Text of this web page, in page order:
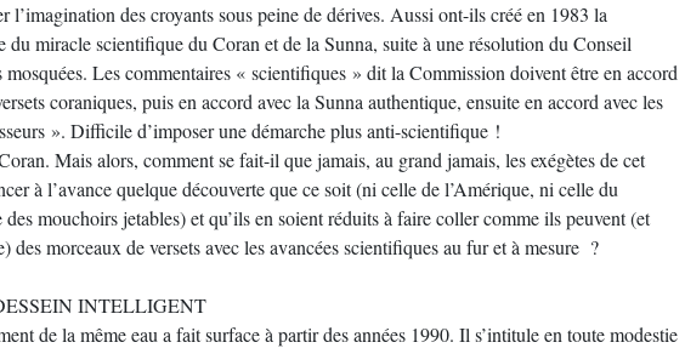
l’imagination des croyants sous peine de dérives. Aussi ont-ils créé en 1983 la
du miracle scientifique du Coran et de la Sunna, suite à une résolution du Conseil
Les commentaires « scientifiques » dit la Commission doivent être en accord
coraniques, puis en accord avec la Sunna authentique, ensuite en accord avec les
». Difficile d’imposer une démarche plus anti-scientifique !
Mais alors, comment se fait-il que jamais, au grand jamais, les exégètes de cet
à l’avance quelque découverte que ce soit (ni celle de l’Amérique, ni celle du
mouchoirs jetables) et qu’ils en soient réduits à faire coller comme ils peuvent (et
des morceaux de versets avec les avancées scientifiques au fur et à mesure ?
INTELLIGENT
de la même eau a fait surface à partir des années 1990. Il s’intitule en toute modestie